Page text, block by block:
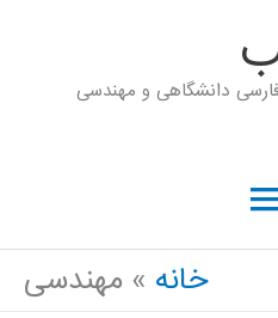
دانشگاهی و مهندسی
اصلیخانه مهندسی